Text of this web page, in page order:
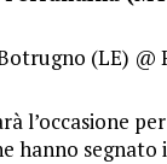
(LE) @
l’occasione
hanno